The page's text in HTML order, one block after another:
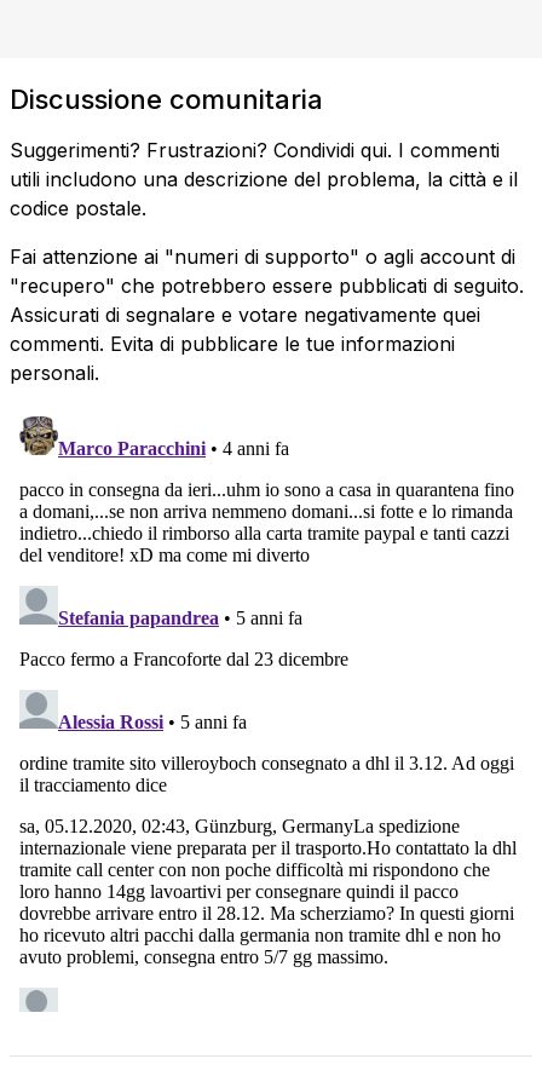
Discussione comunitaria
Suggerimenti? Frustrazioni? Condividi qui. I commenti
utili includono una descrizione del problema, la città e il
codice postale.
Fai attenzione ai "numeri di supporto" o agli account di
"recupero" che potrebbero essere pubblicati di seguito.
Assicurati di segnalare e votare negativamente quei
commenti. Evita di pubblicare le tue informazioni
personali.